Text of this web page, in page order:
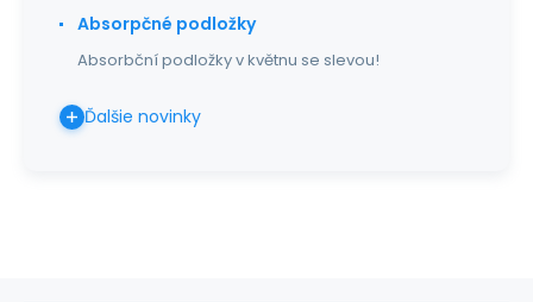
Absorpčné podložky
Absorbční podložky v květnu se slevou!
Ďalšie novinky